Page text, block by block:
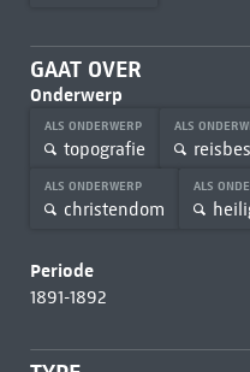
GAAT OVER
Onderwerp
ALS ONDERWERP
topografie
ALS
ALS ONDERWERP
christendom
ALS
Periode
1891-1892